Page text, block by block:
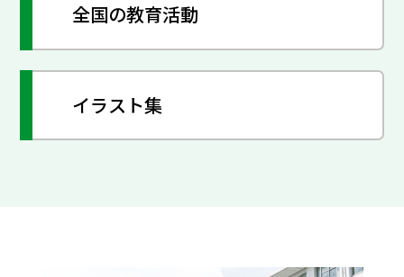
全国の教育活動
イラスト集